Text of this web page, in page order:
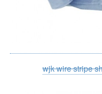
wjk wire stripe